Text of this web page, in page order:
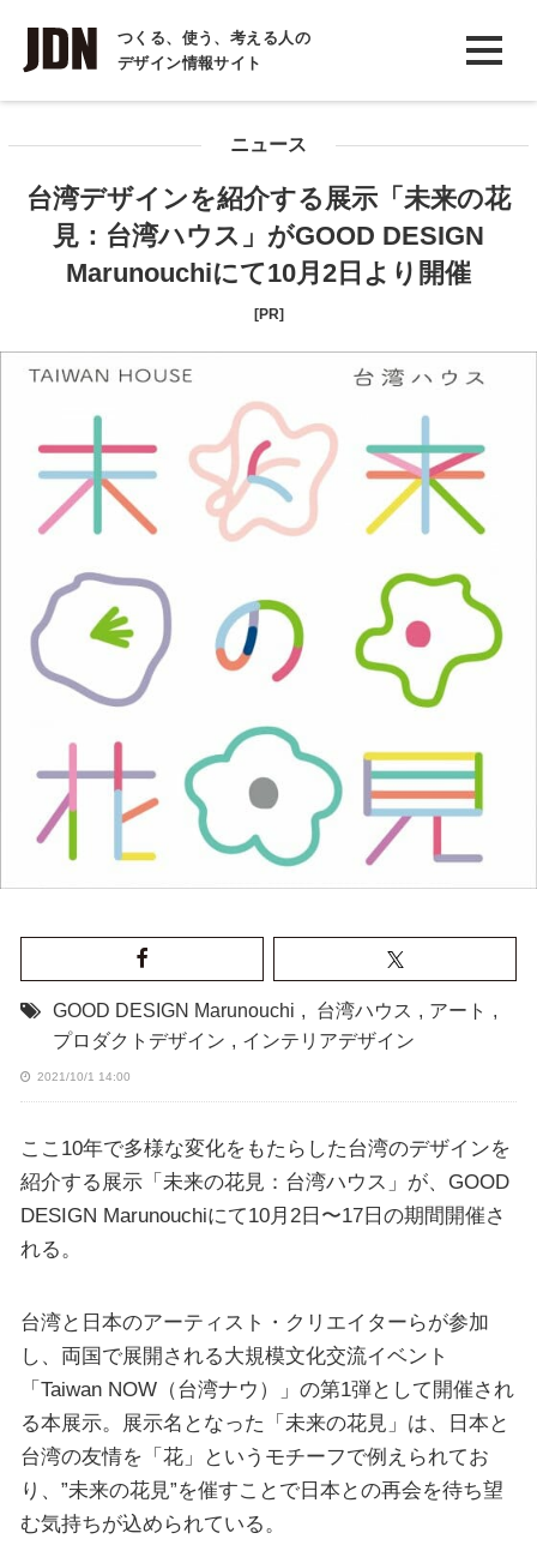
つくる、使う、考える人の
デザイン情報サイト
INTERVIEW
インタビュー
COLUMN
コラム
ニュース
台湾デザインを紹介する展示「未来の花
見：台湾ハウス」がGOOD DESIGN
Marunouchiにて10月2日より開催
[PR]
GOOD DESIGN Marunouchi , 台湾ハウス , アート ,
プロダクトデザイン , インテリアデザイン
2021/10/1 14:00
ここ10年で多様な変化をもたらした台湾のデザインを
紹介する展示「未来の花見：台湾ハウス」が、GOOD
DESIGN Marunouchiにて10月2日〜17日の期間開催さ
れる。
台湾と日本のアーティスト・クリエイターらが参加
し、両国で展開される大規模文化交流イベント
「Taiwan NOW（台湾ナウ）」の第1弾として開催され
る本展示。展示名となった「未来の花見」は、日本と
台湾の友情を「花」というモチーフで例えられてお
り、”未来の花見”を催すことで日本との再会を待ち望
む気持ちが込められている。